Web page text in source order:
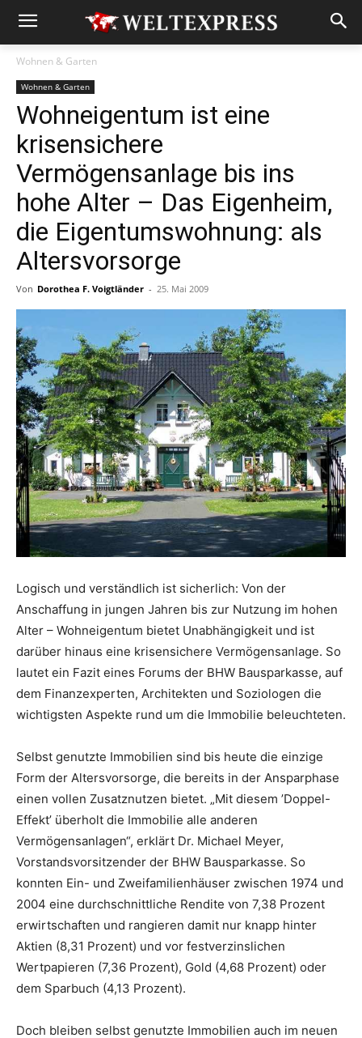
Wohnen & Garten
Wohnen & Garten
Wohneigentum ist eine
krisensichere
Vermögensanlage bis ins
hohe Alter – Das Eigenheim,
die Eigentumswohnung: als
Altersvorsorge
Von Dorothea F. Voigtländer - 25. Mai 2009
Logisch und verständlich ist sicherlich: Von der
Anschaffung in jungen Jahren bis zur Nutzung im hohen
Alter – Wohneigentum bietet Unabhängigkeit und ist
darüber hinaus eine krisensichere Vermögensanlage. So
lautet ein Fazit eines Forums der BHW Bausparkasse, auf
dem Finanzexperten, Architekten und Soziologen die
wichtigsten Aspekte rund um die Immobilie beleuchteten.
Selbst genutzte Immobilien sind bis heute die einzige
Form der Altersvorsorge, die bereits in der Ansparphase
einen vollen Zusatznutzen bietet. „Mit diesem ’Doppel-
Effekt’ überholt die Immobilie alle anderen
Vermögensanlagen“, erklärt Dr. Michael Meyer,
Vorstandsvorsitzender der BHW Bausparkasse. So
konnten Ein- und Zweifamilienhäuser zwischen 1974 und
2004 eine durchschnittliche Rendite von 7,38 Prozent
erwirtschaften und rangieren damit nur knapp hinter
Aktien (8,31 Prozent) und vor festverzinslichen
Wertpapieren (7,36 Prozent), Gold (4,68 Prozent) oder
dem Sparbuch (4,13 Prozent).
Doch bleiben selbst genutzte Immobilien auch im neuen